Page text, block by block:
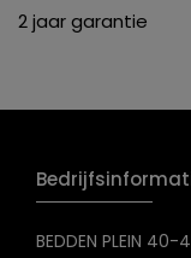
2 jaar garantie
BEDDEN PLEIN 40-